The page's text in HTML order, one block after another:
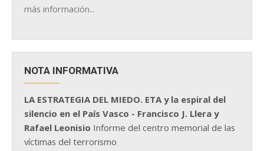
más información...
NOTA INFORMATIVA
LA ESTRATEGIA DEL MIEDO. ETA y la espiral del
silencio en el País Vasco - Francisco J. Llera y
Rafael Leonisio Informe del centro memorial de las
víctimas del terrorismo